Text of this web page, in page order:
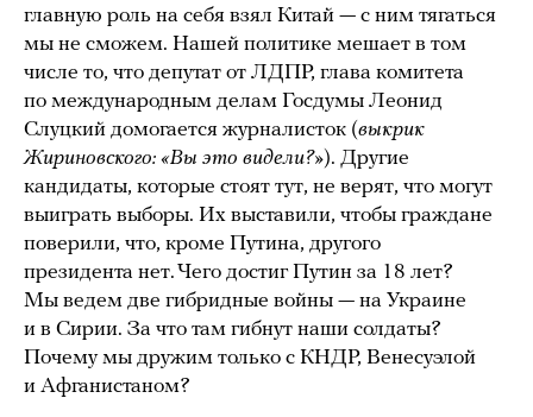
главную роль на себя взял Китай — с ним тягаться
мы не сможем. Нашей политике мешает в том
числе то, что депутат от ЛДПР, глава комитета
по международным делам Госдумы Леонид
Слуцкий домогается журналисток (выкрик
Жириновского: «Вы это видели?»). Другие
кандидаты, которые стоят тут, не верят, что могут
выиграть выборы. Их выставили, чтобы граждане
поверили, что, кроме Путина, другого
президента нет. Чего достиг Путин за 18 лет?
Мы ведем две гибридные войны — на Украине
и в Сирии. За что там гибнут наши солдаты?
Почему мы дружим только с КНДР, Венесуэлой
и Афганистаном?